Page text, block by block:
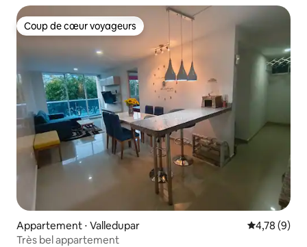
Coup de cœur voyageurs
Coup de cœur voyageurs
Appartement ⋅ Valledupar Évaluation
4,78 (9)
Très bel appartement